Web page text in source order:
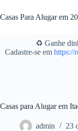
para
o
Casas Para Alugar em
♻️ Ganhe
Cadastre-se em https://
Casas para Alugar em
admin
23